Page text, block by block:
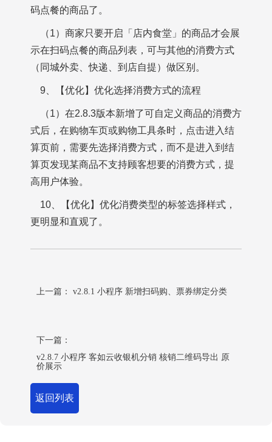
码点餐的商品了。
（1）商家只要开启「店内食堂」的商品才会展
示在扫码点餐的商品列表，可与其他的消费方式
（同城外卖、快递、到店自提）做区别。
9、【优化】优化选择消费方式的流程
（1）在2.8.3版本新增了可自定义商品的消费方
式后，在购物车页或购物工具条时，点击进入结
算页前，需要先选择消费方式，而不是进入到结
算页发现某商品不支持顾客想要的消费方式，提
高用户体验。
10、【优化】优化消费类型的标签选择样式，
更明显和直观了。
上一篇： v2.8.1 小程序 新增扫码购、票券绑定分类
下一篇：
v2.8.7 小程序 客如云收银机分销 核销二维码导出 原
价展示
返回列表